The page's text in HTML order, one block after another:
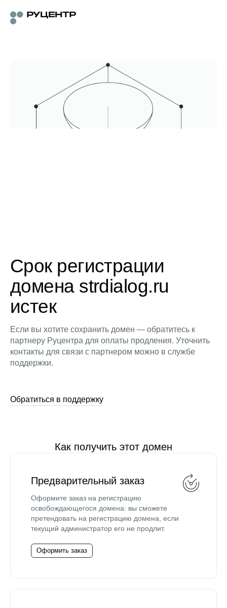
Срок регистрации
домена strdialog.ru
истек
Если вы хотите сохранить домен — обратитесь к
партнеру Руцентра для оплаты продления. Уточнить
контакты для связи с партнером можно в службе
поддержки.
Обратиться в поддержку
Как получить этот домен
Предварительный заказ
Оформите заказ на регистрацию
освобождающегося домена: вы сможете
претендовать на регистрацию домена, если
текущий администратор его не продлит.
Оформить заказ